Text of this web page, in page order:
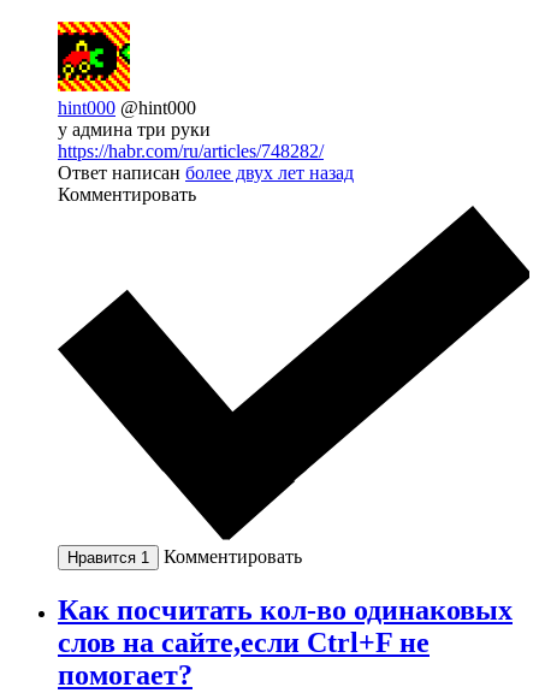
hint000 @hint000
у админа три руки
https://habr.com/ru/articles/748282/
Ответ написан более двух лет назад
Комментировать
Нравится 1 Комментировать
Как посчитать кол-во одинаковых
слов на сайте,если Ctrl+F не
помогает?